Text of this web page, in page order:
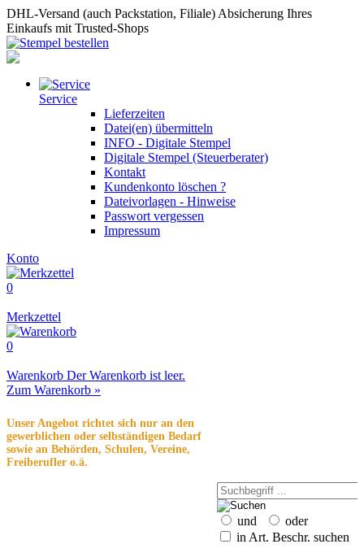
DHL-Versand (auch Packstation, Filiale) Absicherung Ihres
Einkaufs mit Trusted-Shops
Service
Lieferzeiten
Datei(en) übermitteln
INFO - Digitale Stempel
Digitale Stempel (Steuerberater)
Kontakt
Kundenkonto löschen ?
Dateivorlagen - Hinweise
Passwort vergessen
Impressum
Konto
0
Merkzettel
0
Warenkorb Der Warenkorb ist leer.
Zum Warenkorb »
Unser Angebot richtet sich nur an den
gewerblichen oder selbständigen Bedarf
sowie an Behörden, Schulen, Vereine,
Freiberufler o.ä.
und
oder
in Art. Beschr. suchen